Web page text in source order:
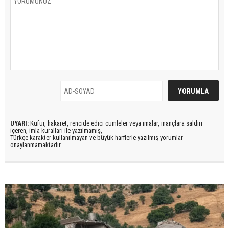
UYARI: Küfür, hakaret, rencide edici cümleler veya imalar, inançlara saldırı
içeren, imla kuralları ile yazılmamış,
Türkçe karakter kullanılmayan ve büyük harflerle yazılmış yorumlar
onaylanmamaktadır.